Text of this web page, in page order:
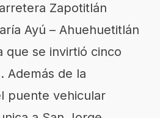
Zapotitlán
Ayú – Ahuehuetitlán
que se invirtió cinco
Además de la
puente vehicular